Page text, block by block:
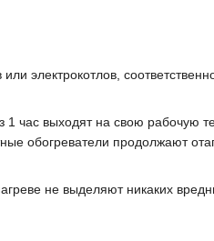
электрокотлов,
час выходят на свою рабочую
обогреватели продолжают
не выделяют никаких